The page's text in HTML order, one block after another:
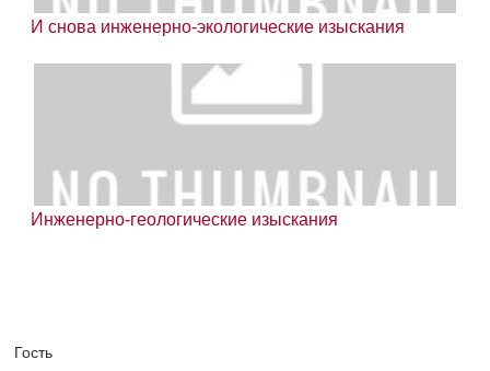
И снова инженерно-экологические изыскания
Инженерно-геологические изыскания
Гость